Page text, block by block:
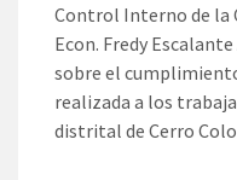
Control Interno de la
Econ. Fredy
sobre el
realizada a los
distrital de Cerro